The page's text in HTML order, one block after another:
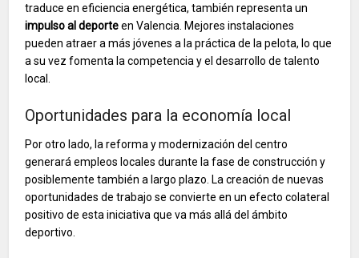
traduce en eficiencia energética, también representa un
impulso al deporteen Valencia. Mejores instalaciones
pueden atraer a más jóvenes a la práctica de la pelota, lo que
a su vez fomenta la competencia y el desarrollo de talento
local.
Oportunidades para la economía local
Por otro lado, la reforma y modernización del centro
generará empleos locales durante la fase de construcción y
posiblemente también a largo plazo. La creación de nuevas
oportunidades de trabajo se convierte en un efecto colateral
positivo de esta iniciativa que va más allá del ámbito
deportivo.